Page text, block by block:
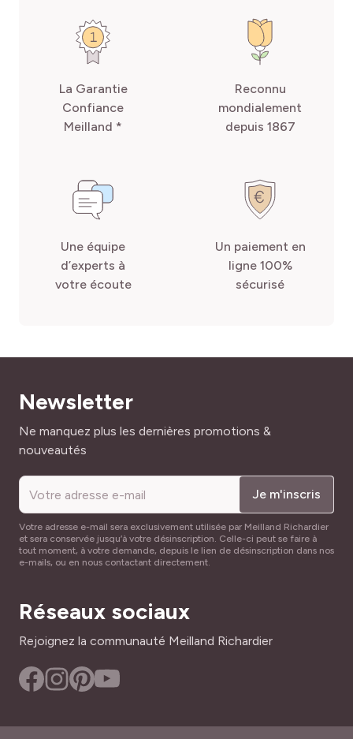
La Garantie
Confiance
Meilland *
Reconnu
mondialement
depuis 1867
Une équipe
d’experts à
votre écoute
Un paiement en
ligne 100%
sécurisé
Newsletter
Adresse mail
Ne manquez plus les dernières promotions &
nouveautés
Je m'inscris
Votre adresse e-mail sera exclusivement utilisée par Meilland Richardier
et sera conservée jusqu’à votre désinscription. Celle-ci peut se faire à
tout moment, à votre demande, depuis le lien de désinscription dans nos
e-mails, ou en nous contactant directement.
Réseaux sociaux
Rejoignez la communauté Meilland Richardier